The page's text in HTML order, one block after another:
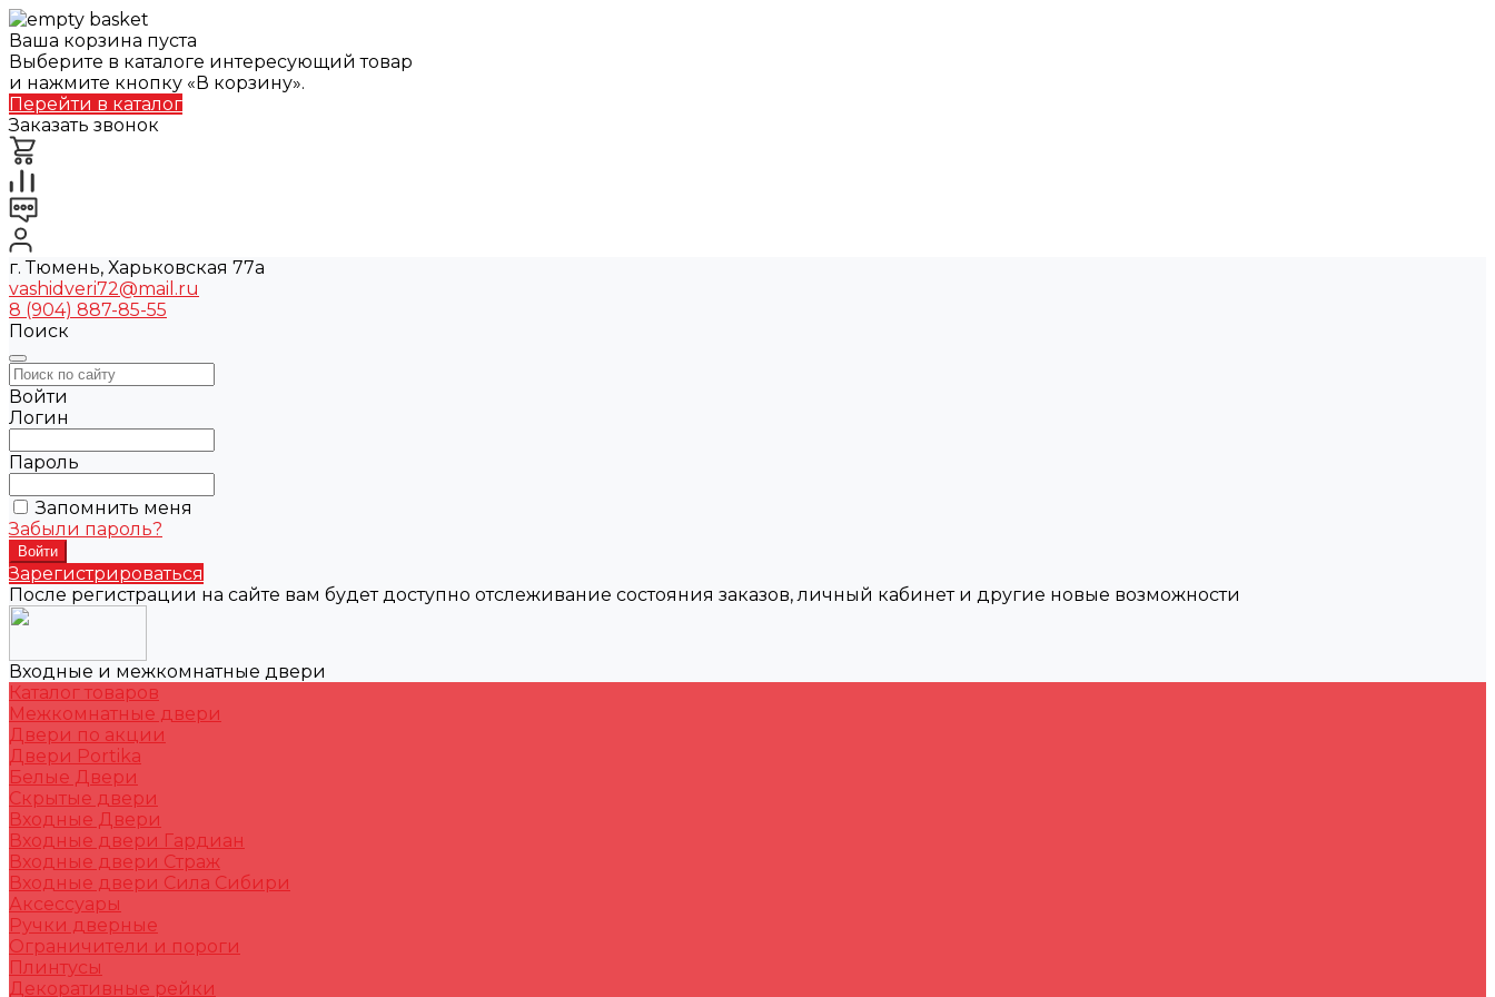
Ваша корзина пуста
Выберите в каталоге интересующий товар
и нажмите кнопку «В корзину».
Перейти в каталог
Заказать звонок
г. Тюмень, Харьковская 77а
vashidveri72@mail.ru
8 (904) 887-85-55
Поиск
Войти
Логин
Пароль
Запомнить меня
Забыли пароль?
Зарегистрироваться
После регистрации на сайте вам будет доступно отслеживание состояния заказов, личный кабинет и другие новые возможности
Входные и межкомнатные двери
Каталог товаров
Межкомнатные двери
Двери по акции
Двери Portika
Белые Двери
Скрытые двери
Входные Двери
Входные двери Гардиан
Входные двери Страж
Входные двери Сила Сибири
Аксессуары
Ручки дверные
Ограничители и пороги
Плинтусы
Декоративные рейки